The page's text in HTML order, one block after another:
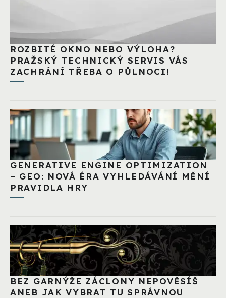
ROZBITÉ OKNO NEBO VÝLOHA?
PRAŽSKÝ TECHNICKÝ SERVIS VÁS
ZACHRÁNÍ TŘEBA O PŮLNOCI!
GENERATIVE ENGINE OPTIMIZATION
– GEO: NOVÁ ÉRA VYHLEDÁVÁNÍ MĚNÍ
PRAVIDLA HRY
BEZ GARNÝŽE ZÁCLONY NEPOVĚSÍŠ
ANEB JAK VYBRAT TU SPRÁVNOU